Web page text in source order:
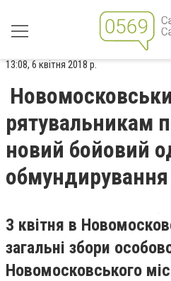
13:08, 6 квітня 2018 р.
рятувальникам
новий бойовий
обмундирування
3 квітня в
загальні збори
Новомосковського